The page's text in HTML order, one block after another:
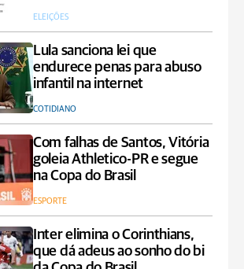
ELEIÇÕES
Lula sanciona lei que
endurece penas para abuso
infantil na internet
COTIDIANO
Com falhas de Santos, Vitória
goleia Athletico-PR e segue
na Copa do Brasil
ESPORTE
Inter elimina o Corinthians,
que dá adeus ao sonho do bi